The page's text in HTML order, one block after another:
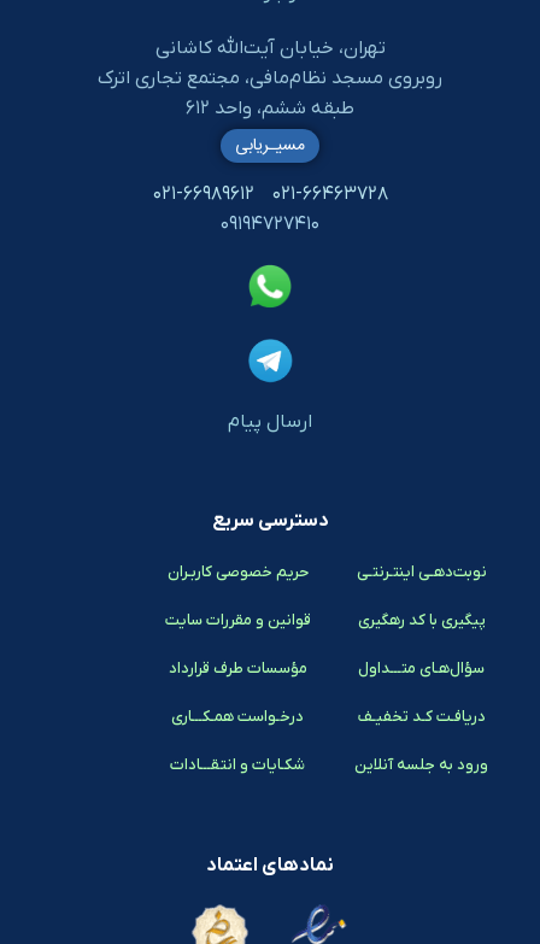
تهران، خیابان آیت‌الله کاشانی
روبروی مسجد نظام‌مافی، مجتمع تجاری اترک
طبقه ششم، واحد ۶۱۲
۰۲۱-۶۶۴۶۳۷۲۸
۰۲۱-۶۶۹۸۹۶۱۲
۰۹۱۹۴۷۲۷۴۱۰
ارسال پیام
مسیـریابی
دسترسی سریع
نوبت‌دهـی اینتـرنتـی
پیگیری با کد رهگیری
سؤال‌هـای متـــداول
دریافـت کـد تخفیـف
ورود به جلسه آنلاین
حریم خصوصی کاربـران
قوانین و مقررات سایت
مؤسسات طرف قرارداد
درخـواست همـکـــاری
شکـایات و انتقـــادات
نمادهای اعتماد